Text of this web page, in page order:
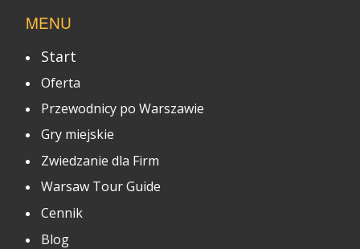
MENU
Start
Oferta
Przewodnicy po Warszawie
Gry miejskie
Zwiedzanie dla Firm
Warsaw Tour Guide
Cennik
Blog